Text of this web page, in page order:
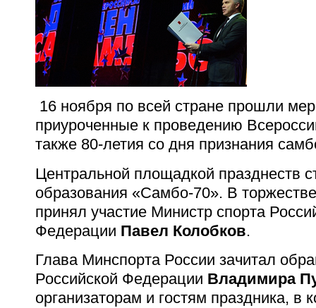
16 ноября по всей стране прошли
приуроченные к проведению
также 80-летия со дня признания
Центральной площадкой празднеств
образования «Самбо-70». В
принял участие Министр спорта
Федерации Павел Колобков.
Глава Минспорта России зачитал
Российской Федерации Владимира
организаторам и гостям праздника, в